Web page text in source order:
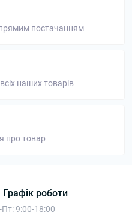
постачанням
наших товарів
про товар
Графік роботи
9:00-18:00